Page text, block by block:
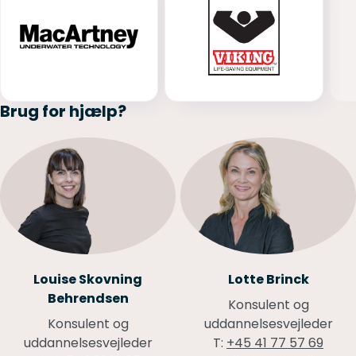
Brug for hjælp?
Louise Skovning
Behrendsen
Konsulent og
uddannelsesvejleder
Lotte Brinck
Konsulent og
uddannelsesvejleder
T: +45 41 77 57 69